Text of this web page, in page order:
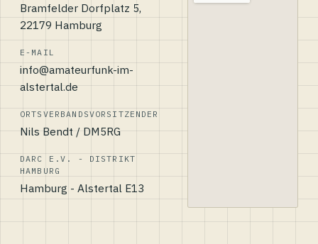
Bramfelder Dorfplatz 5,
22179 Hamburg
E-MAIL
info@amateurfunk-im-
alstertal.de
ORTSVERBANDSVORSITZENDER
Nils Bendt / DM5RG
DARC E.V. - DISTRIKT
HAMBURG
Hamburg - Alstertal E13